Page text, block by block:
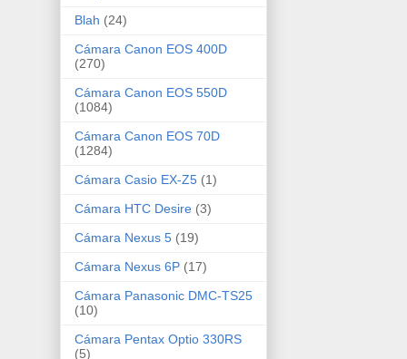
Blah (24)
Cámara Canon EOS 400D
(270)
Cámara Canon EOS 550D
(1084)
Cámara Canon EOS 70D
(1284)
Cámara Casio EX-Z5 (1)
Cámara HTC Desire (3)
Cámara Nexus 5 (19)
Cámara Nexus 6P (17)
Cámara Panasonic DMC-TS25
(10)
Cámara Pentax Optio 330RS
(5)